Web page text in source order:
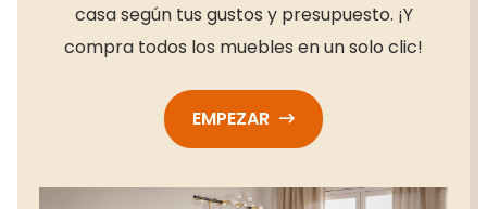
casa según tus gustos y presupuesto. ¡Y
compra todos los muebles en un solo clic!
EMPEZAR